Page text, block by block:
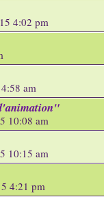
4:02 pm
am
10:08 am
10:15 am
4:21 pm